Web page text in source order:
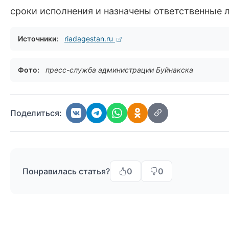
сроки исполнения и назначены ответственные
Источники: riadagestan.ru
Фото: пресс-служба администрации Буйнакска
Поделиться:
Понравилась статья? 0 0